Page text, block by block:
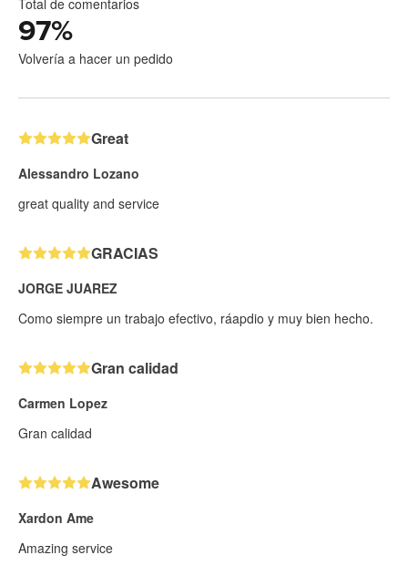
Total de comentarios
97%
Volvería a hacer un pedido
Great
Alessandro Lozano
great quality and service
GRACIAS
JORGE JUAREZ
Como siempre un trabajo efectivo, ráapdio y muy bien hecho.
Gran calidad
Carmen Lopez
Gran calidad
Awesome
Xardon Ame
Amazing service